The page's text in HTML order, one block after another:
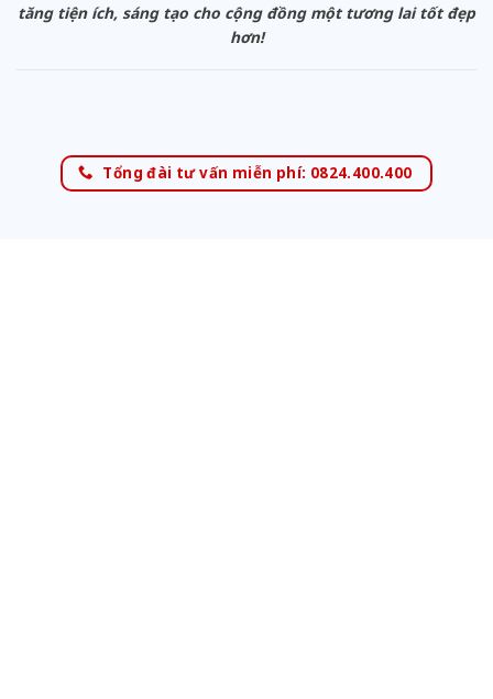
tăng tiện ích, sáng tạo cho cộng đồng một tương lai tốt đẹp
hơn!
Tổng đài tư vấn miễn phí: 0824.400.400